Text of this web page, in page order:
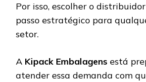
Por isso, escolher o
passo estratégico para
setor.
A Kipack Embalagens está
atender essa demanda com